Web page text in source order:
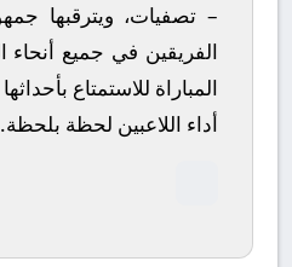
– تصفيات، ويترقبها
الفريقين في جميع أنحاء
المباراة للاستمتاع
أداء اللاعبين لحظة بلحظة.